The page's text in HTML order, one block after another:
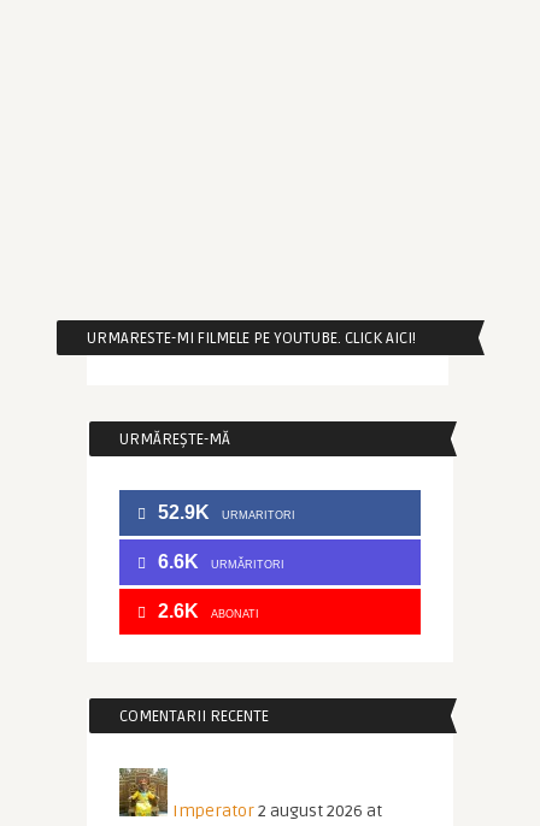
URMARESTE-MI FILMELE PE YOUTUBE. CLICK AICI!
URMĂREȘTE-MĂ
52.9K URMARITORI
6.6K URMĂRITORI
2.6K ABONATI
COMENTARII RECENTE
Imperator2 august 2026 at